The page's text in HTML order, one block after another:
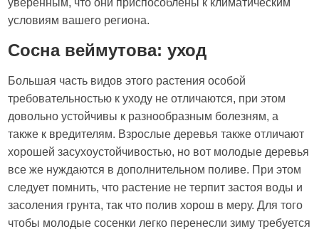
уверенным, что они приспособлены к климатическим
условиям вашего региона.
Сосна веймутова: уход
Большая часть видов этого растения особой
требовательностью к уходу не отличаются, при этом
довольно устойчивы к разнообразным болезням, а
также к вредителям. Взрослые деревья также отличают
хорошей засухоустойчивостью, но вот молодые деревья
все же нуждаются в дополнительном поливе. При этом
следует помнить, что растение не терпит застоя воды и
засоления грунта, так что полив хорош в меру. Для того
чтобы молодые сосенки легко перенесли зиму требуется